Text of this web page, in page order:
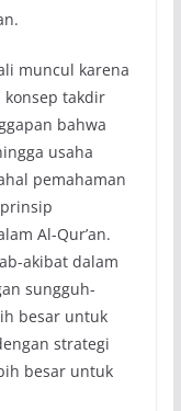
muncul karena
konsep takdir
bahwa
usaha
pemahaman
Al-Qur’an.
akibat dalam
sungguh-
besar untuk
strategi
besar untuk